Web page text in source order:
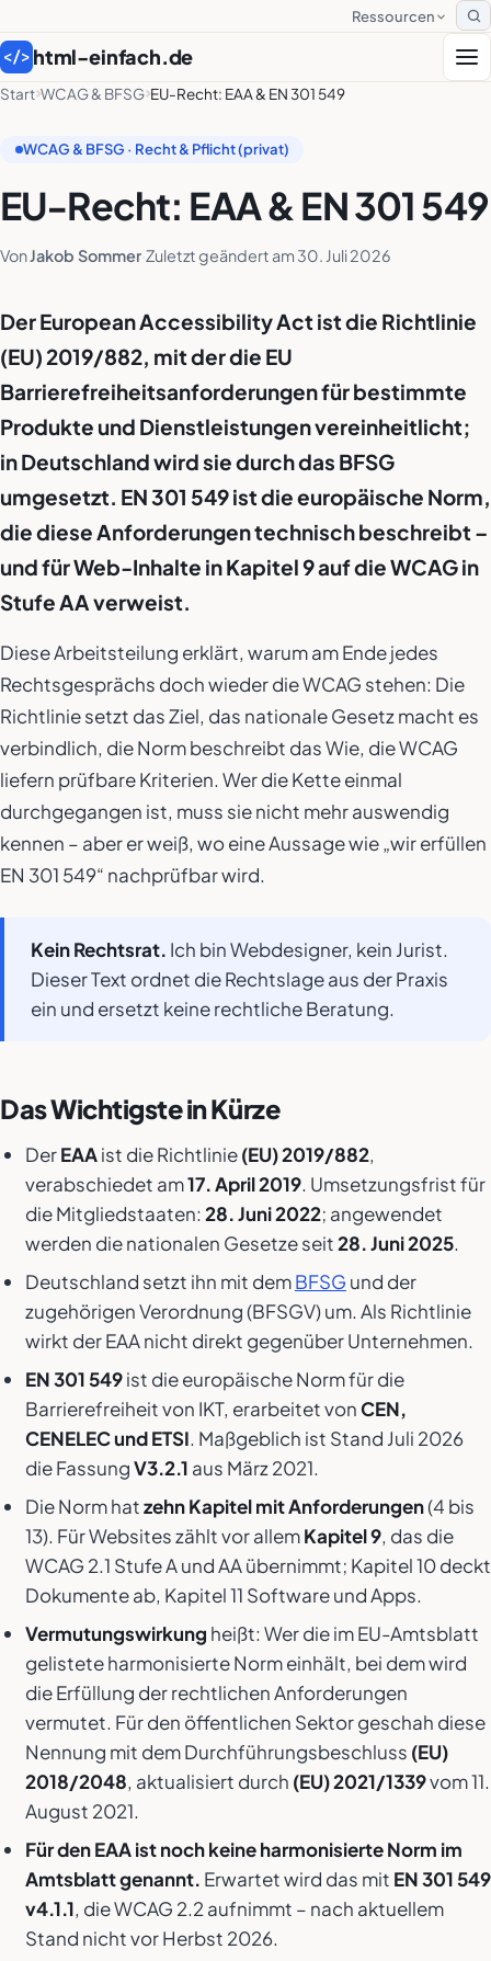
Ressourcen
</> html-einfach.de
Start WCAG & BFSG EU-Recht: EAA & EN 301 549
WCAG & BFSG · Recht & Pflicht (privat)
EU-Recht: EAA & EN 301 549
VonJakob Sommer Zuletzt geändert am 30. Juli 2026
Der European Accessibility Act ist die Richtlinie
(EU) 2019/882, mit der die EU
Barrierefreiheitsanforderungen für bestimmte
Produkte und Dienstleistungen vereinheitlicht;
in Deutschland wird sie durch das BFSG
umgesetzt. EN 301 549 ist die europäische Norm,
die diese Anforderungen technisch beschreibt –
und für Web-Inhalte in Kapitel 9 auf die WCAG in
Stufe AA verweist.
Diese Arbeitsteilung erklärt, warum am Ende jedes
Rechtsgesprächs doch wieder die WCAG stehen: Die
Richtlinie setzt das Ziel, das nationale Gesetz macht es
verbindlich, die Norm beschreibt das Wie, die WCAG
liefern prüfbare Kriterien. Wer die Kette einmal
durchgegangen ist, muss sie nicht mehr auswendig
kennen – aber er weiß, wo eine Aussage wie „wir erfüllen
EN 301 549“ nachprüfbar wird.
Kein Rechtsrat. Ich bin Webdesigner, kein Jurist.
Dieser Text ordnet die Rechtslage aus der Praxis
ein und ersetzt keine rechtliche Beratung.
Das Wichtigste in Kürze
DerEAAist die Richtlinie(EU) 2019/882,
verabschiedet am17. April 2019. Umsetzungsfrist für
die Mitgliedstaaten:28. Juni 2022; angewendet
werden die nationalen Gesetze seit28. Juni 2025.
Deutschland setzt ihn mit demBFSG und der
zugehörigen Verordnung (BFSGV) um. Als Richtlinie
wirkt der EAA nicht direkt gegenüber Unternehmen.
EN 301 549ist die europäische Norm für die
Barrierefreiheit von IKT, erarbeitet vonCEN,
CENELEC und ETSI. Maßgeblich ist Stand Juli 2026
die FassungV3.2.1 aus März 2021.
Die Norm hatzehn Kapitel mit Anforderungen(4 bis
13). Für Websites zählt vor allemKapitel 9, das die
WCAG 2.1 Stufe A und AA übernimmt; Kapitel 10 deckt
Dokumente ab, Kapitel 11 Software und Apps.
Vermutungswirkung heißt: Wer die im EU-Amtsblatt
gelistete harmonisierte Norm einhält, bei dem wird
die Erfüllung der rechtlichen Anforderungen
vermutet. Für den öffentlichen Sektor geschah diese
Nennung mit dem Durchführungsbeschluss (EU)
2018/2048, aktualisiert durch (EU) 2021/1339vom 11.
August 2021.
Für den EAA ist noch keine harmonisierte Norm im
Amtsblatt genannt. Erwartet wird das mit EN 301 549
v4.1.1, die WCAG 2.2 aufnimmt – nach aktuellem
Stand nicht vor Herbst 2026.